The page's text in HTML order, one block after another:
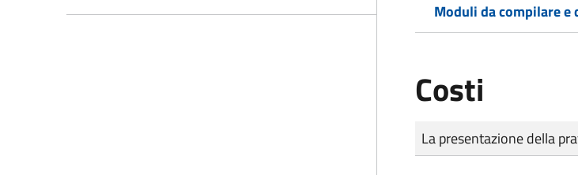
Moduli da compilare e
Costi
Tipo di pagamento
Importo
La presentazione della